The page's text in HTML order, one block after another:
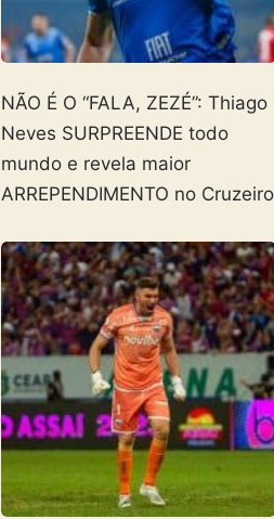
NÃO É O “FALA, ZEZÉ”: Thiago
Neves SURPREENDE todo
mundo e revela maior
ARREPENDIMENTO no Cruzeiro